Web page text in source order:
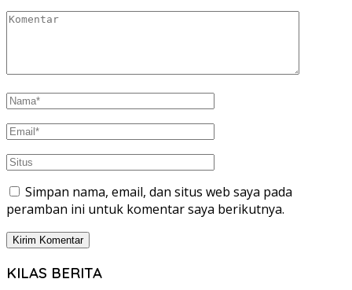
Simpan nama, email, dan situs web saya pada
peramban ini untuk komentar saya berikutnya.
KILAS BERITA